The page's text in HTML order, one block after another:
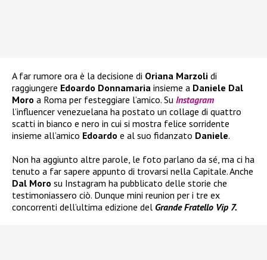
A far rumore ora è la decisione di Oriana Marzoli di
raggiungere Edoardo Donnamaria insieme a Daniele Dal
Moro a Roma per festeggiare l’amico. Su Instagram
l’influencer venezuelana ha postato un collage di quattro
scatti in bianco e nero in cui si mostra felice sorridente
insieme all’amico Edoardo e al suo fidanzato Daniele.
Non ha aggiunto altre parole, le foto parlano da sé, ma ci ha
tenuto a far sapere appunto di trovarsi nella Capitale. Anche
Dal Moro su Instagram ha pubblicato delle storie che
testimoniassero ciò. Dunque mini reunion per i tre ex
concorrenti dell’ultima edizione del Grande Fratello Vip 7.